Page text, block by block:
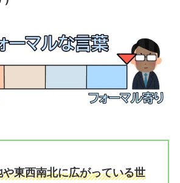
東西南北に広がっている世